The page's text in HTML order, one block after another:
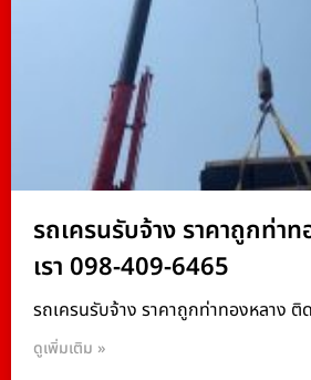
รถเครนรับจ้าง ราคาถูกท่า
เรา 098-409-6465
รถเครนรับจ้าง ราคาถูกท่าทองหลาง ติ
ดูเพิ่มเติม »